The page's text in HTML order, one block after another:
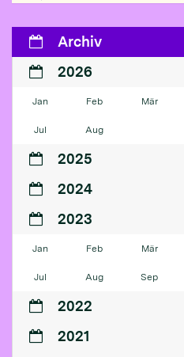
Archiv
2026
Jan Feb Mär
Jul Aug
2025
2024
2023
Jan Feb Mär
Jul Aug Sep
2022
2021